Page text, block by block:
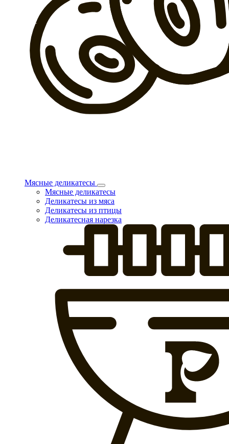
Мясные деликатесы
Мясные деликатесы
Деликатесы из мяса
Деликатесы из птицы
Деликатесная нарезка